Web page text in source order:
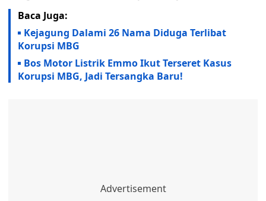
Baca Juga:
Kejagung Dalami 26 Nama Diduga Terlibat
Korupsi MBG
Bos Motor Listrik Emmo Ikut Terseret Kasus
Korupsi MBG, Jadi Tersangka Baru!